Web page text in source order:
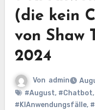
(die kein
von Shaw
2024
Von admin
#August, #Chatbot,
#KIAnwendungsfälle,